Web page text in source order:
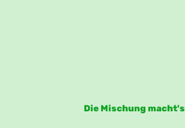
Die Mischung macht's